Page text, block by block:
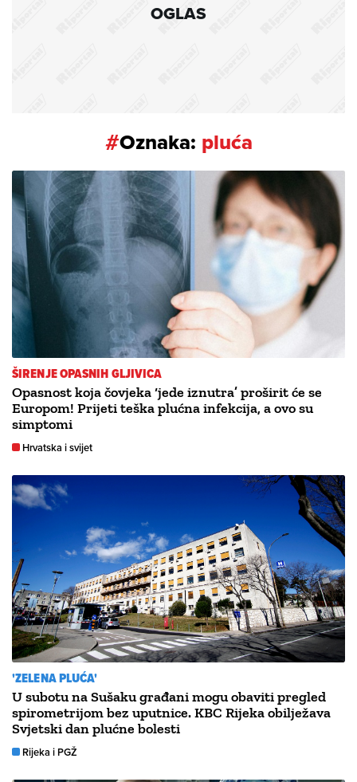
OGLAS
#Oznaka: pluća
ŠIRENJE OPASNIH GLJIVICA
Opasnost koja čovjeka ‘jede iznutra’ proširit će se
Europom! Prijeti teška plućna infekcija, a ovo su
simptomi
Hrvatska i svijet
'ZELENA PLUĆA'
U subotu na Sušaku građani mogu obaviti pregled
spirometrijom bez uputnice. KBC Rijeka obilježava
Svjetski dan plućne bolesti
Rijeka i PGŽ